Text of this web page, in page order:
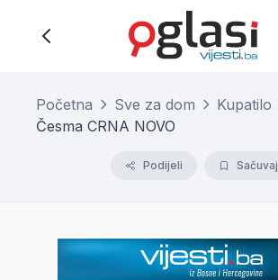
Početna Sve za dom
Kupatilo
Česma CRNA NOVO
Podijeli Sačuvaj